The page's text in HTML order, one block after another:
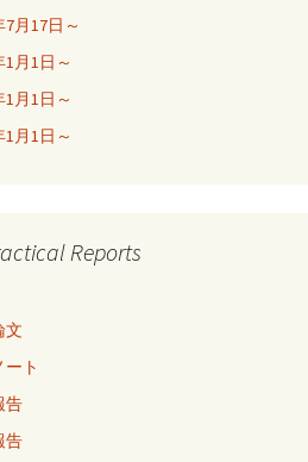
月17日～
月1日～
月1日～
月1日～
Reports
文
ト
告
告